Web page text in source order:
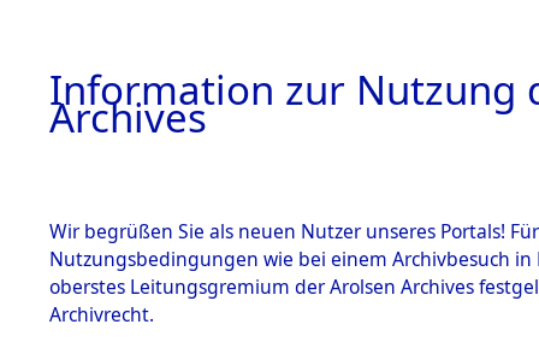
Information zur Nutzung
Archives
Wir begrüßen Sie als neuen Nutzer unseres Portals!
Nutzungsbedingungen wie bei einem Archivbesuch
oberstes Leitungsgremium der Arolsen Archives
Archivrecht.